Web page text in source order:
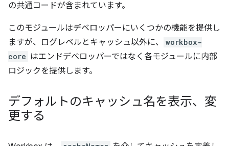
の共通コードが含まれています。
このモジュールはデベロッパーにいくつかの機能を提供し
ますが、ログレベルとキャッシュ以外に、
workbox-
core はエンドデベロッパーではなく各モジュールに内部
ロジックを提供します。
デフォルトのキャッシュ名を表示、変
更する